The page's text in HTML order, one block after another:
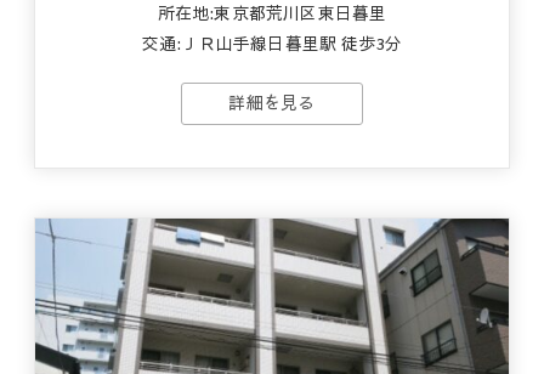
所在地:東京都荒川区東日暮里
交通:ＪＲ山手線日暮里駅 徒歩3分
詳細を見る